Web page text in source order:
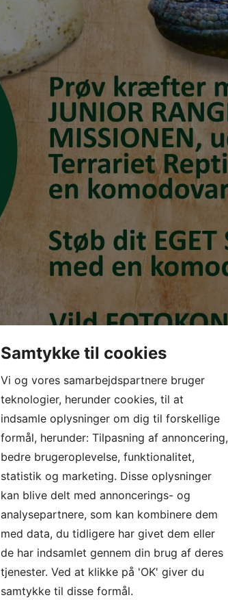
Samtykke til cookies
Vi og vores samarbejdspartnere bruger
teknologier, herunder cookies, til at
indsamle oplysninger om dig til forskellige
formål, herunder: Tilpasning af annoncering,
bedre brugeroplevelse, funktionalitet,
statistik og marketing. Disse oplysninger
kan blive delt med annoncerings- og
analysepartnere, som kan kombinere dem
med data, du tidligere har givet dem eller
de har indsamlet gennem din brug af deres
tjenester. Ved at klikke på 'OK' giver du
samtykke til disse formål.